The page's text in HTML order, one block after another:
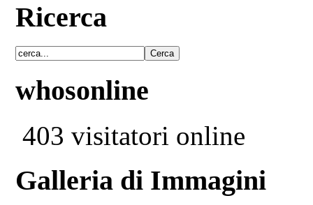
Ricerca
whosonline
403 visitatori online
Galleria di Immagini